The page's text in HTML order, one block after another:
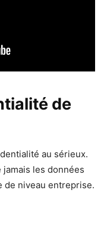
de
au sérieux.
jamais les données
de niveau entreprise.